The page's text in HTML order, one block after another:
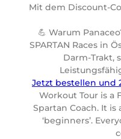
Mit dem Discount-
💪 Warum
SPARTAN Races in
Darm-Trakt,
Jetzt bestellen und
Workout Tour is a
Spartan Coach. It
‘beginners’.